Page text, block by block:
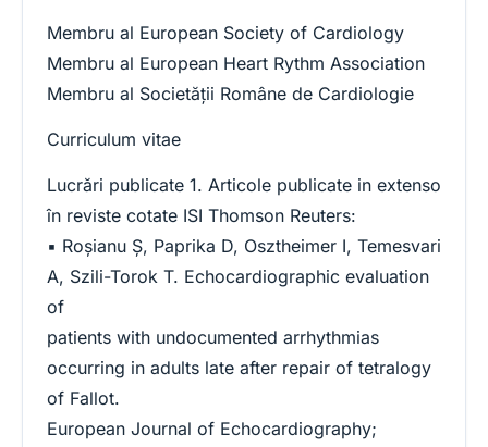
Membru al European Society of Cardiology
Membru al European Heart Rythm Association
Membru al Societății Române de Cardiologie
Curriculum vitae
Lucrări publicate 1. Articole publicate in extenso
în reviste cotate ISI Thomson Reuters:
▪ Roşianu Ş, Paprika D, Osztheimer I, Temesvari
A, Szili-Torok T. Echocardiographic evaluation
of
patients with undocumented arrhythmias
occurring in adults late after repair of tetralogy
of Fallot.
European Journal of Echocardiography;